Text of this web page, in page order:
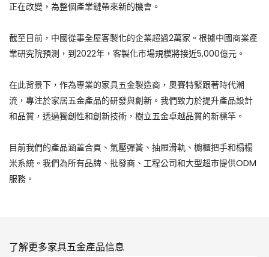
正在改變，為整個產業鏈帶來新的機會。
截至目前，中國從事全屋客製化的企業超過2萬家。根據中國商業產
業研究院預測，到2022年，客製化市場規模將接近5,000億元。
在此背景下，作為專業的家具五金製造商，奧賽特緊跟著時代潮
流，專注於家居五金產品的研發與創新。我們致力於提升產品設計
和品質，透過獨創性和創新技術，樹立五金卓越品質的新標竿。
目前我們的產品涵蓋合頁、氣壓彈簧、抽屜滑軌、櫥櫃把手和榻榻
米系統。我們為所有品牌、批發商、工程公司和大型超市提供ODM
服務。
了解更多家具五金產品信息